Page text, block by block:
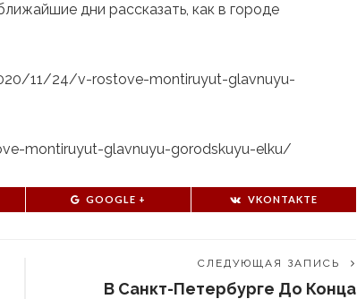
дни рассказать, как в городе
11/24/v-rostove-montiruyut-glavnuyu-
montiruyut-glavnuyu-gorodskuyu-elku/
GOOGLE + VKONTAKTE
СЛЕДУЮЩАЯ ЗАПИСЬ
В Санкт-Петербурге До Конца